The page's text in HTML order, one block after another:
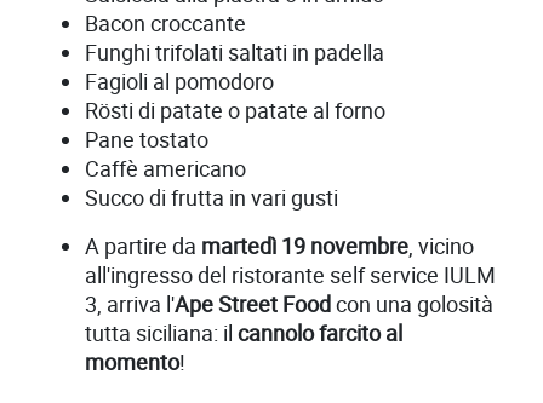
Bacon croccante
Funghi trifolati saltati in padella
Fagioli al pomodoro
Rösti di patate o patate al forno
Pane tostato
Caffè americano
Succo di frutta in vari gusti
A partire da martedì 19 novembre, vicino
all'ingresso del ristorante self service IULM
3, arriva l'Ape Street Foodcon una golosità
tutta siciliana: il cannolo farcito al
momento!